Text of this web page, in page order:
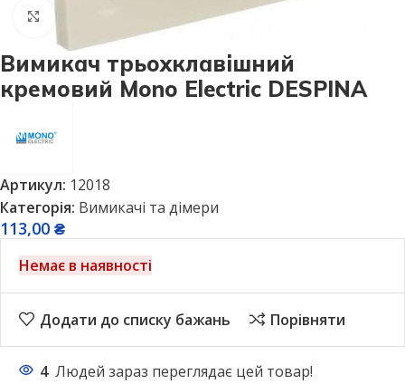
Натисніть, щоб збільшити
Вимикач трьохклавішний
кремовий Mono Electric DESPINA
Артикул: 12018
Категорія: Вимикачі та дімери
113,00 ₴
Немає в наявності
Додати до списку бажань Порівняти
4 Людей зараз переглядає цей товар!